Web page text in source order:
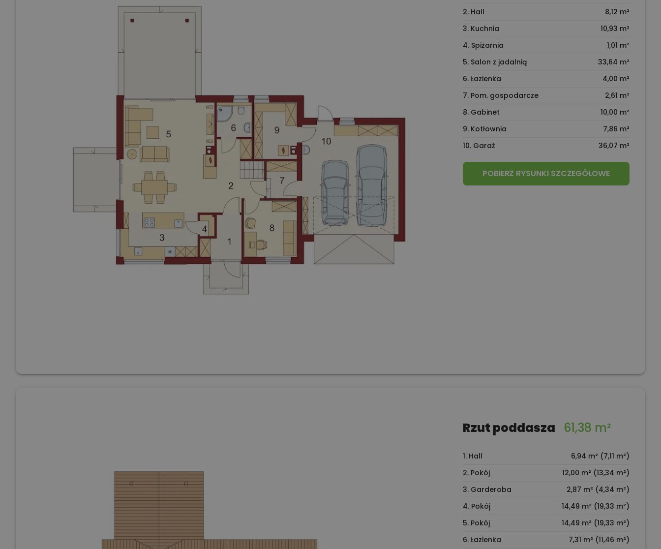
2. Hall
8,12 m²
3. Kuchnia
10,93 m²
4. Spiżarnia
1,01 m²
5. Salon z jadalnią
33,64 m²
6. Łazienka
4,00 m²
7. Pom. gospodarcze
2,61 m²
8. Gabinet
10,00 m²
9. Kotłownia
7,86 m²
10. Garaż
36,07 m²
POBIERZ RYSUNKI SZCZEGÓŁOWE
Rzut poddasza 61,38 m²
1. Hall
6,94 m² (7,11 m²)
2. Pokój
12,00 m² (13,34 m²)
3. Garderoba
2,87 m² (4,34 m²)
4. Pokój
14,49 m² (19,33 m²)
5. Pokój
14,49 m² (19,33 m²)
6. Łazienka
7,31 m² (11,46 m²)